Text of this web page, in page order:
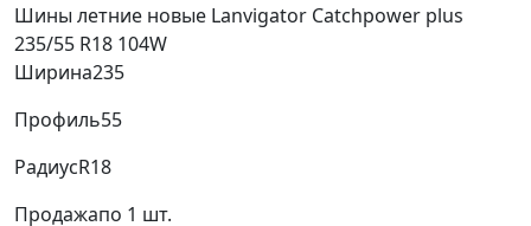
Шины летние новые Lanvigator Catchpower plus
235/55 R18 104W
Ширина235
Профиль55
РадиусR18
Продажапо 1 шт.